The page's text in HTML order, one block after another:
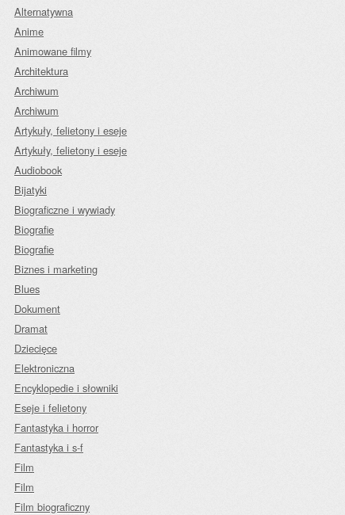
Alternatywna
Anime
Animowane filmy
Architektura
Archiwum
Archiwum
Artykuły, felietony i eseje
Artykuły, felietony i eseje
Audiobook
Bijatyki
Biograficzne i wywiady
Biografie
Biografie
Biznes i marketing
Blues
Dokument
Dramat
Dziecięce
Elektroniczna
Encyklopedie i słowniki
Eseje i felietony
Fantastyka i horror
Fantastyka i s-f
Film
Film
Film biograficzny